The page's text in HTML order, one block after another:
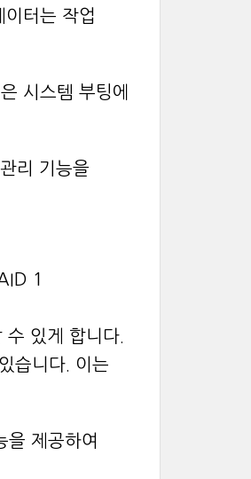
터는 작업
시스템 부팅에
리 기능을
1
있게 합니다.
습니다. 이는
을 제공하여